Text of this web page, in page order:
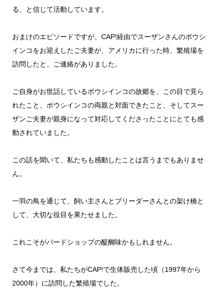
る、と信じて活動しています。
おまけのエピソードですが、CAP!経由でスーザンさんのボウシ
インコをお迎えしたご夫妻が、アメリカに行った時、繁殖場を
訪問したと、ご連絡がありました。
ご自身がお世話しているボウシインコの故郷を、この目で見ら
れたこと、ボウシインコの両親と対面できたこと、そしてスー
ザンご夫妻が親身になって対応してくださったことにとても感
動されていました。
この話を聞いて、私たちも感動したことは言うまでもありませ
ん。
一羽の鳥を通じて、飼い主さんとブリーダーさんとの架け橋と
して、大切な役目を果たせました。
これこそがバードショップの醍醐味かもしれません。
さて今までは、私たちがCAP!で生体販売した頃（1997年から
2000年）に訪問した繁殖場でした。